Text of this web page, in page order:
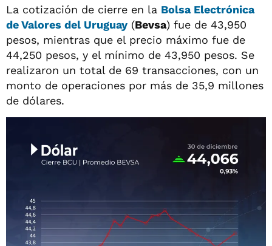
La cotización de cierre en la Bolsa Electrónica
de Valores del Uruguay (Bevsa) fue de 43,950
pesos, mientras que el precio máximo fue de
44,250 pesos, y el mínimo de 43,950 pesos. Se
realizaron un total de 69 transacciones, con un
monto de operaciones por más de 35,9 millones
de dólares.